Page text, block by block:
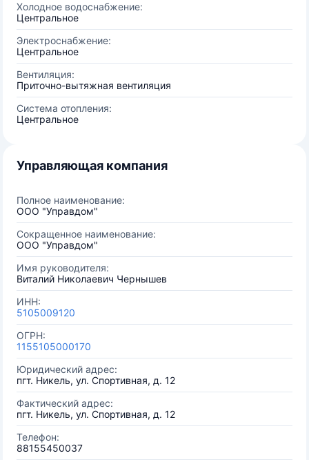
Холодное водоснабжение:
Центральное
Электроснабжение:
Центральное
Вентиляция:
Приточно-вытяжная вентиляция
Система отопления:
Центральное
Управляющая компания
Полное наименование:
ООО "Управдом"
Сокращенное наименование:
ООО "Управдом"
Имя руководителя:
Виталий Николаевич Чернышев
ИНН:
5105009120
ОГРН:
1155105000170
Юридический адрес:
пгт. Никель, ул. Спортивная, д. 12
Фактический адрес:
пгт. Никель, ул. Спортивная, д. 12
Телефон:
88155450037